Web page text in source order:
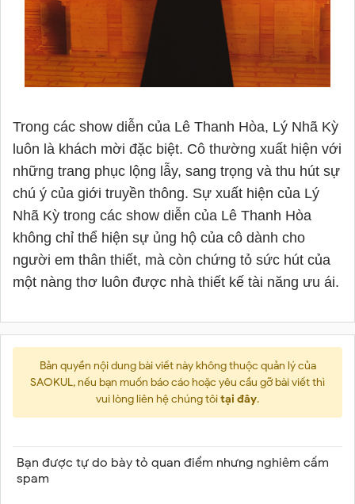
Trong các show diễn của Lê Thanh Hòa, Lý Nhã Kỳ
luôn là khách mời đặc biệt. Cô thường xuất hiện với
những trang phục lộng lẫy, sang trọng và thu hút sự
chú ý của giới truyền thông. Sự xuất hiện của Lý
Nhã Kỳ trong các show diễn của Lê Thanh Hòa
không chỉ thể hiện sự ủng hộ của cô dành cho
người em thân thiết, mà còn chứng tỏ sức hút của
một nàng thơ luôn được nhà thiết kế tài năng ưu ái.
Bản quyền nội dung bài viết này không thuộc quản lý của
SAOKUL, nếu bạn muốn báo cáo hoặc yêu cầu gỡ bài viết thì
vui lòng liên hệ chúng tôitại đây.
Bạn được tự do bày tỏ quan điểm nhưng nghiêm cấm
spam